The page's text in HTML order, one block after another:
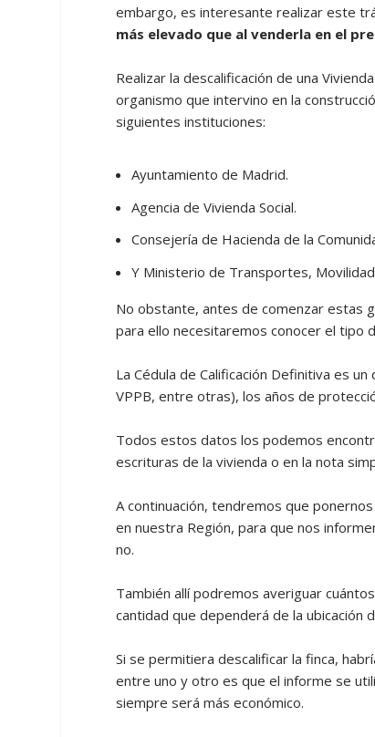
embargo, es interesante realizar este
más elevado que al venderla en el
Realizar la descalificación de una
organismo que intervino en la
siguientes instituciones:
Ayuntamiento de Madrid.
Agencia de Vivienda Social.
Consejería de Hacienda de la
Y Ministerio de Transportes,
No obstante, antes de comenzar estas
para ello necesitaremos conocer el tipo
La Cédula de Calificación Definitiva es
VPPB, entre otras), los años de
Todos estos datos los podemos
escrituras de la vivienda o en la nota
A continuación, tendremos que
en nuestra Región, para que nos
no.
También allí podremos averiguar
cantidad que dependerá de la ubicación
Si se permitiera descalificar la finca,
entre uno y otro es que el informe se
siempre será más económico.